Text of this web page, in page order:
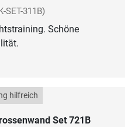
SET-311B)
Schöne
Set 721B
hilfreich